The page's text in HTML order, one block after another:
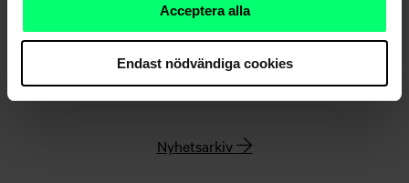
Acceptera alla
Endast nödvändiga cookies
Nyhetsarkiv